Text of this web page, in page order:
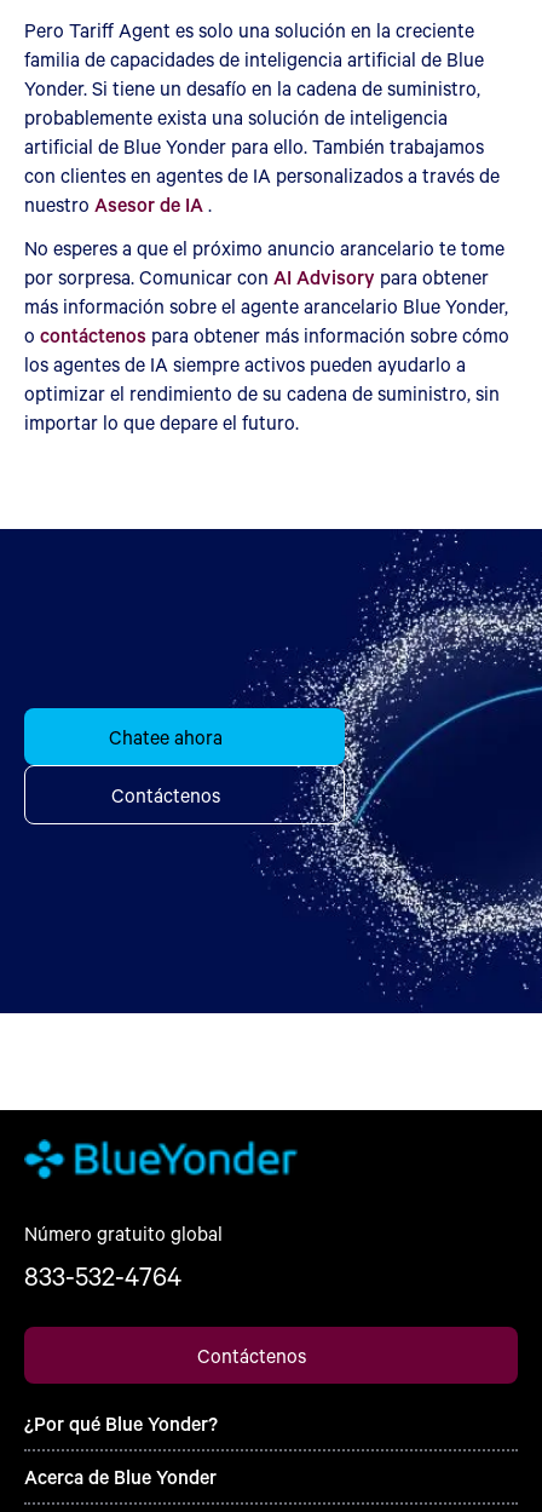
Pero Tariff Agent es solo una solución en la creciente
familia de capacidades de inteligencia artificial de Blue
Yonder. Si tiene un desafío en la cadena de suministro,
probablemente exista una solución de inteligencia
artificial de Blue Yonder para ello. También trabajamos
con clientes en agentes de IA personalizados a través de
nuestro Asesor de IA .
No esperes a que el próximo anuncio arancelario te tome
por sorpresa. Comunicar con AI Advisory para obtener
más información sobre el agente arancelario Blue Yonder,
o contáctenos para obtener más información sobre cómo
los agentes de IA siempre activos pueden ayudarlo a
optimizar el rendimiento de su cadena de suministro, sin
importar lo que depare el futuro.
Chatee ahora
Contáctenos
Número gratuito global
833-532-4764
Contáctenos
¿Por qué Blue Yonder?
Acerca de Blue Yonder